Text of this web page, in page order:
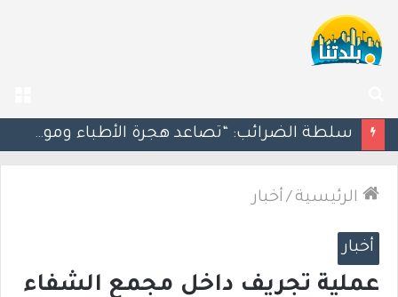
عن
مسؤول إسرائيلي: الحكومة اللبنانية وافقت على وجود الجيش الإسرائيلي داخل أراضيها
الرئيسية / أخبار
أخبار
عملية تجريف داخل مجمع الشفاء